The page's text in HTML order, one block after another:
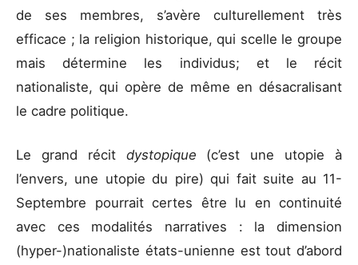
de ses membres, s’avère culturellement très
efficace ; la religion historique, qui scelle le groupe
mais détermine les individus; et le récit
nationaliste, qui opère de même en désacralisant
le cadre politique.
Le grand récit dystopique (c’est une utopie à
l’envers, une utopie du pire) qui fait suite au 11-
Septembre pourrait certes être lu en continuité
avec ces modalités narratives : la dimension
(hyper-)nationaliste états-unienne est tout d’abord